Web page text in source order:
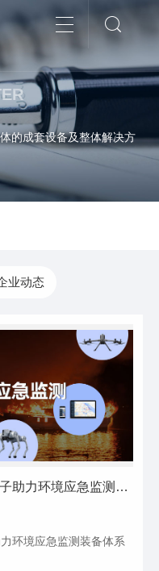
的成套设备及整体解决方
业动态
“十五五”应急规划发布！明华电子助力环境应急监测装备体系现代化
环境应急监测装备体系